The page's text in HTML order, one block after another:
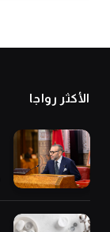
الأكثر رواجا